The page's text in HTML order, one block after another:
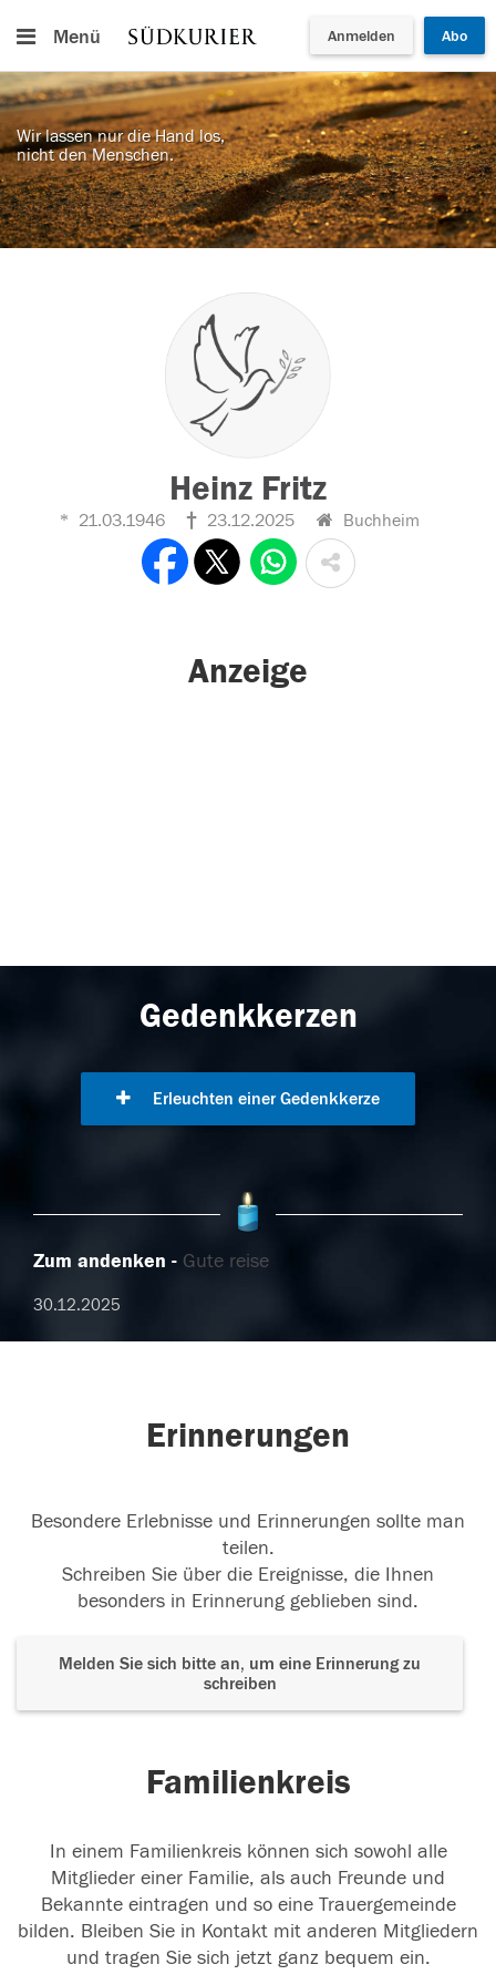
Menü Anmelden Abo
Wir lassen nur die Hand los,
nicht den Menschen.
Heinz Fritz
21.03.1946 23.12.2025 Buchheim
Anzeige
Gedenkkerzen
Erleuchten einer Gedenkkerze
Zum andenken Gute reise
30.12.2025
Erinnerungen
Besondere Erlebnisse und Erinnerungen sollte man
teilen.
Schreiben Sie über die Ereignisse, die Ihnen
besonders in Erinnerung geblieben sind.
Melden Sie sich bitte an, um eine Erinnerung zu
schreiben
Familienkreis
In einem Familienkreis können sich sowohl alle
Mitglieder einer Familie, als auch Freunde und
Bekannte eintragen und so eine Trauergemeinde
bilden. Bleiben Sie in Kontakt mit anderen Mitgliedern
und tragen Sie sich jetzt ganz bequem ein.